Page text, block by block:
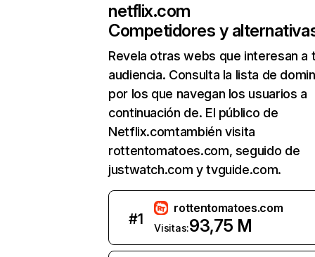
netflix.com
Competidores y
Revela otras webs que interesan a
audiencia. Consulta la lista de
por los que navegan los usuarios a
continuación de. El público de
Netflix.comtambién visita
rottentomatoes.com, seguido de
justwatch.com y tvguide.com.
#1
rottentomatoes.com
Visitas:93,75 M